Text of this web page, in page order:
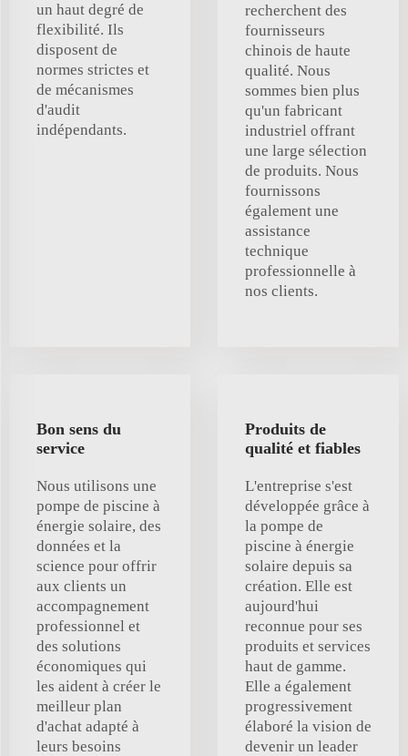
un haut degré de
flexibilité. Ils
disposent de
normes strictes et
de mécanismes
d'audit
indépendants.
recherchent des
fournisseurs
chinois de haute
qualité. Nous
sommes bien plus
qu'un fabricant
industriel offrant
une large sélection
de produits. Nous
fournissons
également une
assistance
technique
professionnelle à
nos clients.
Bon sens du
service
Nous utilisons une
pompe de piscine à
énergie solaire, des
données et la
science pour offrir
aux clients un
accompagnement
professionnel et
des solutions
économiques qui
les aident à créer le
meilleur plan
d'achat adapté à
leurs besoins
Produits de
qualité et fiables
L'entreprise s'est
développée grâce à
la pompe de
piscine à énergie
solaire depuis sa
création. Elle est
aujourd'hui
reconnue pour ses
produits et services
haut de gamme.
Elle a également
progressivement
élaboré la vision de
devenir un leader